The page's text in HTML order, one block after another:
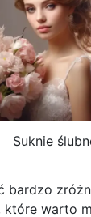
Suknie
bardzo
które warto